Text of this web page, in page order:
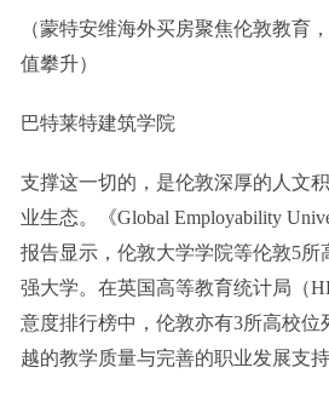
（蒙特安维海外买房聚焦伦敦教育
值攀升）
巴特莱特建筑学院
支撑这一切的，是伦敦深厚的人文
业生态。《Global Employability
报告显示，伦敦大学学院等伦敦5所
强大学。在英国高等教育统计局（
意度排行榜中，伦敦亦有3所高校位
越的教学质量与完善的职业发展支持